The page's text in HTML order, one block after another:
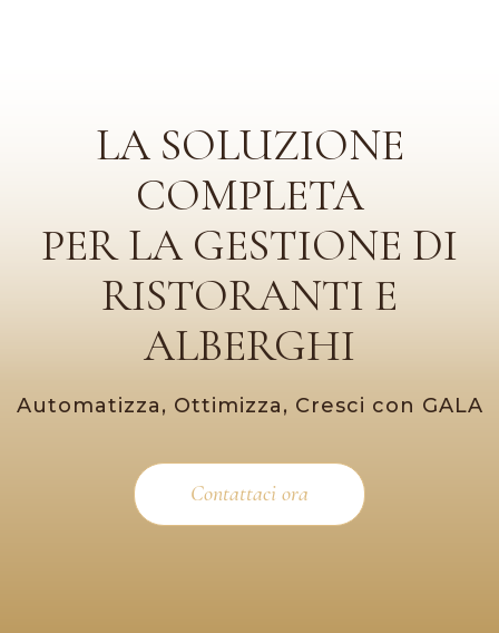
LA SOLUZIONE
COMPLETA
PER LA GESTIONE DI
RISTORANTI E
ALBERGHI
Automatizza, Ottimizza, Cresci con GALA
Contattaci ora